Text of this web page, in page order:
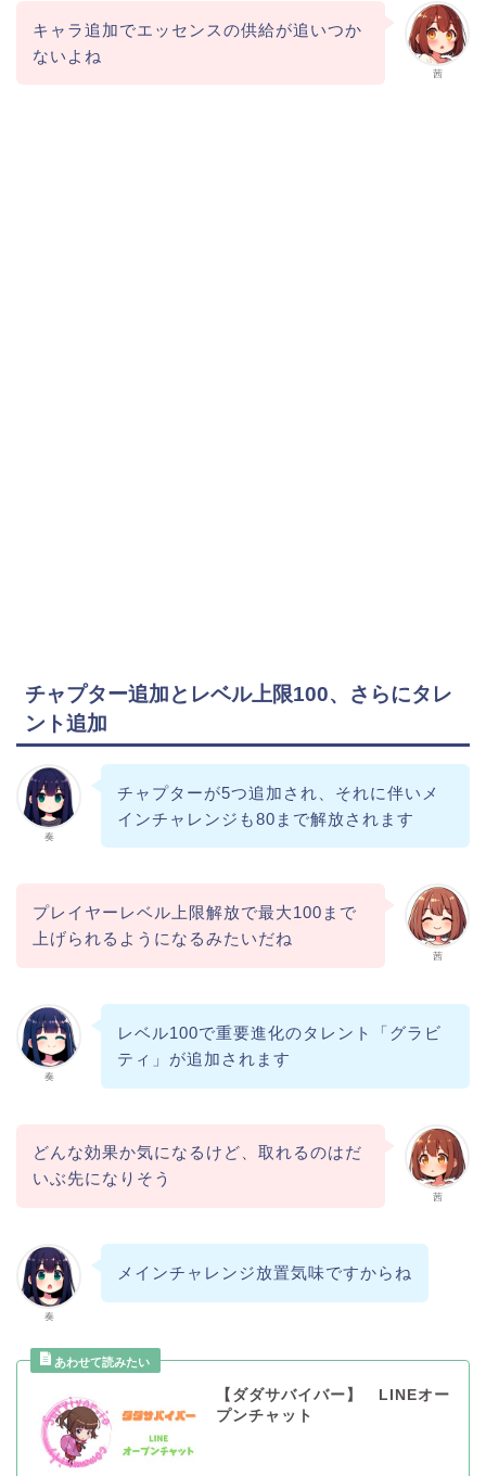
茜
キャラ追加でエッセンスの供給が追いつか
ないよね
チャプター追加とレベル上限100、さらにタレ
ント追加
奏
チャプターが5つ追加され、それに伴いメ
インチャレンジも80まで解放されます
茜
プレイヤーレベル上限解放で最大100まで
上げられるようになるみたいだね
奏
レベル100で重要進化のタレント「グラビ
ティ」が追加されます
茜
どんな効果か気になるけど、取れるのはだ
いぶ先になりそう
奏
メインチャレンジ放置気味ですからね
【ダダサバイバー】 LINEオー
プンチャット